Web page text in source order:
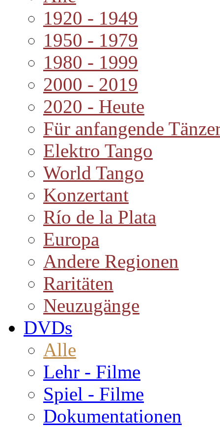
1920 - 1949
1950 - 1979
1980 - 1999
2000 - 2019
2020 - Heute
Für anfangende
Elektro Tango
World Tango
Konzertant
Río de la Plata
Europa
Andere Regionen
Raritäten
Neuzugänge
DVDs
Alle
Lehr - Filme
Spiel - Filme
Dokumentationen